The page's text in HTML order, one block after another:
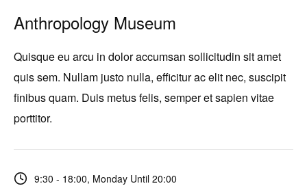
Anthropology Museum
Quisque eu arcu in dolor accumsan sollicitudin sit amet
quis sem. Nullam justo nulla, efficitur ac elit nec, suscipit
finibus quam. Duis metus felis, semper et sapien vitae
porttitor.
9:30 - 18:00, Monday Until 20:00